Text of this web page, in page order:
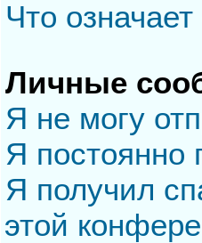
Что
Личные
Я не могу
Я постоянно
Я получил
этой